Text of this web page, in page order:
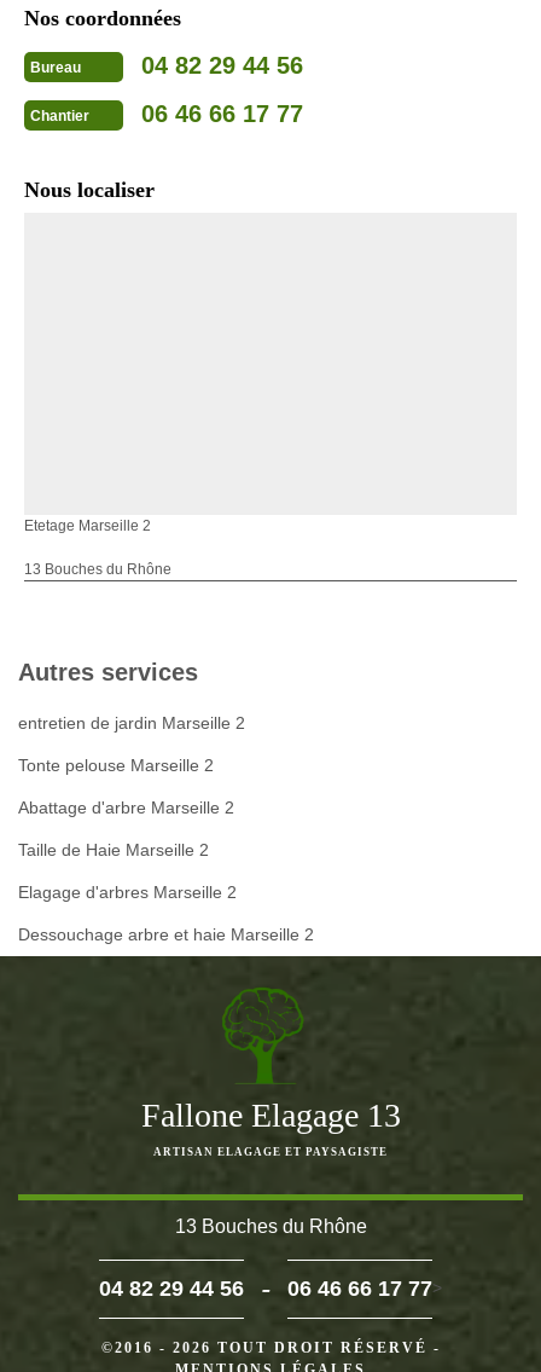
Nos coordonnées
Bureau 04 82 29 44 56
Chantier 06 46 66 17 77
Nous localiser
Etetage Marseille 2
13 Bouches du Rhône
Autres services
entretien de jardin Marseille 2
Tonte pelouse Marseille 2
Abattage d'arbre Marseille 2
Taille de Haie Marseille 2
Elagage d'arbres Marseille 2
Dessouchage arbre et haie Marseille 2
Fallone Elagage 13
ARTISAN ELAGAGE ET PAYSAGISTE
13 Bouches du Rhône
04 82 29 44 56 - 06 46 66 17 77>
©2016 - 2026 TOUT DROIT RÉSERVÉ -